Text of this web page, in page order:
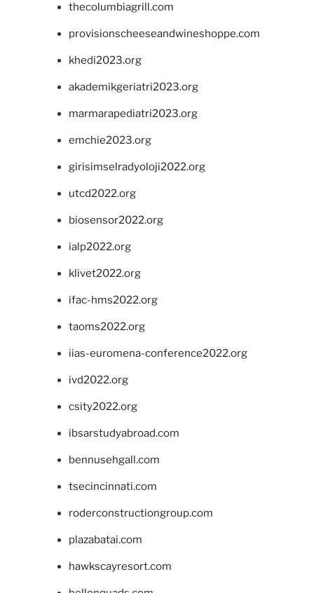
thecolumbiagrill.com
provisionscheeseandwineshoppe.com
khedi2023.org
akademikgeriatri2023.org
marmarapediatri2023.org
emchie2023.org
girisimselradyoloji2022.org
utcd2022.org
biosensor2022.org
ialp2022.org
klivet2022.org
ifac-hms2022.org
taoms2022.org
iias-euromena-conference2022.org
ivd2022.org
csity2022.org
ibsarstudyabroad.com
bennusehgall.com
tsecincinnati.com
roderconstructiongroup.com
plazabatai.com
hawkscayresort.com